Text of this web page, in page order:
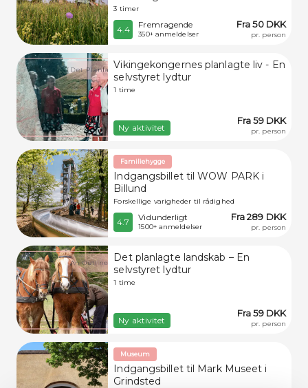
3 timer
4.4 Fremragende
350+ anmeldelser
Fra 50 DKK
pr. person
Vikingekongernes planlagte liv - En
selvstyret lydtur
1 time
Ny aktivitet
Fra 59 DKK
pr. person
Familiehygge
Indgangsbillet til WOW PARK i
Billund
Forskellige varigheder til rådighed
4.7 Vidunderligt
1500+ anmeldelser
Fra 289 DKK
pr. person
Det planlagte landskab – En
selvstyret lydtur
1 time
Ny aktivitet
Fra 59 DKK
pr. person
Museum
Indgangsbillet til Mark Museet i
Grindsted